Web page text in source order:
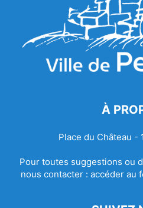
À
Place du Château -
Pour toutes suggestions ou
nous contacter : accéder au